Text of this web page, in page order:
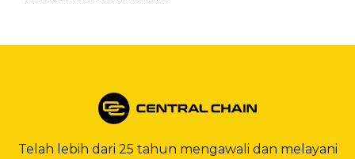
Telah lebih dari 25 tahun mengawali dan melayani